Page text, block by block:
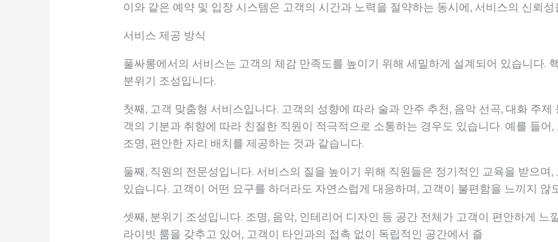
이와 같은 예약 및 입장 시스템은 고객의 시간과 노력을 절약하는 동시에, 서비스의 신뢰
서비스 제공 방식
풀싸롱에서의 서비스는 고객의 체감 만족도를 높이기 위해 세밀하게 설계되어 있습니다.
분위기 조성입니다.
첫째, 고객 맞춤형 서비스입니다. 고객의 성향에 따라 술과 안주 추천, 음악 선곡, 대화 주
객의 기분과 취향에 따라 친절한 직원이 적극적으로 소통하는 경우도 있습니다. 예를 들
조명, 편안한 자리 배치를 제공하는 것과 같습니다.
둘째, 직원의 전문성입니다. 서비스의 질을 높이기 위해 직원들은 정기적인 교육을 받으며
있습니다. 고객이 어떤 요구를 하더라도 자연스럽게 대응하며, 고객이 불편함을 느끼지 않
셋째, 분위기 조성입니다. 조명, 음악, 인테리어 디자인 등 공간 전체가 고객이 편안하게 느
라이빗 룸을 갖추고 있어, 고객이 타인과의 접촉 없이 독립적인 공간에서 즐